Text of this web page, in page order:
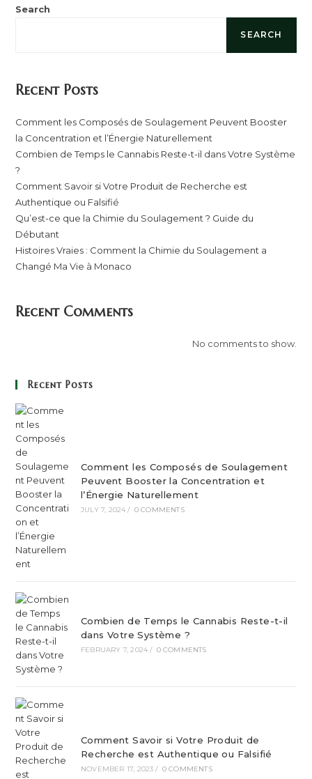
Search
SEARCH
Recent Posts
Comment les Composés de Soulagement Peuvent Booster
la Concentration et l’Énergie Naturellement
Combien de Temps le Cannabis Reste-t-il dans Votre Système
?
Comment Savoir si Votre Produit de Recherche est
Authentique ou Falsifié
Qu’est-ce que la Chimie du Soulagement ? Guide du
Débutant
Histoires Vraies : Comment la Chimie du Soulagement a
Changé Ma Vie à Monaco
Recent Comments
No comments to show.
Recent Posts
Comment les Composés de Soulagement
Peuvent Booster la Concentration et
l’Énergie Naturellement
JULY 7, 2024 / 0 COMMENTS
Combien de Temps le Cannabis Reste-t-il
dans Votre Système ?
FEBRUARY 7, 2024 / 0 COMMENTS
Comment Savoir si Votre Produit de
Recherche est Authentique ou Falsifié
NOVEMBER 17, 2023 / 0 COMMENTS